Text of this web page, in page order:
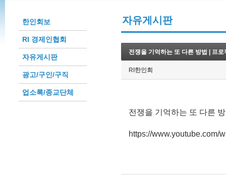
한인회보
RI 경제인협회
자유게시판
광고/구인/구직
업소록/종교단체
자유게시판
전쟁을 기억하는 또 다른 방법 | 프
RI한인회
전쟁을 기억하는 또 다른
https://www.youtube.com/